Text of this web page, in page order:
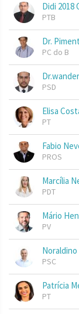
Didi 2018
PTB
Dr.
PC do B
PSD
Elisa
PT
Fabio
PROS
Marcília
PDT
Mário
PV
PSC
Patrícia
PT